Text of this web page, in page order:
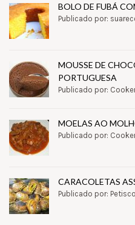
BOLO DE FUBÁ
Publicado por:
MOUSSE DE
PORTUGUESA
Publicado por:
MOELAS AO
Publicado por:
CARACOLETAS
Publicado por: